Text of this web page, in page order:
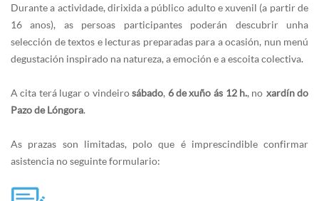
Durante a actividade, dirixida a público adulto e xuvenil (a partir de
16 anos), as persoas participantes poderán descubrir unha
selección de textos e lecturas preparadas para a ocasión, nun menú
degustación inspirado na natureza, a emoción e a escoita colectiva.
A cita terá lugar o vindeirosábado, 6 de xuño ás 12 h., no xardín do
Pazo de Lóngora.
As prazas son limitadas, polo que é imprescindible confirmar
asistencia no seguinte formulario: